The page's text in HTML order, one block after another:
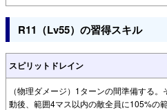
R11（Lv55）の習得スキル
スピリットドレイン
（物理ダメージ）1ターンの間準備する
動後、範囲4マス以内の敵全員に105%の